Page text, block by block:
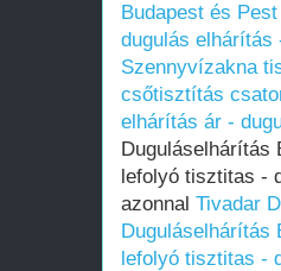
Budapest és
dugulás elhárítás
Szennyvízakna
csőtisztítás
elhárítás ár -
Duguláselhárítás
lefolyó tisztitas -
azonnal Tivadar
Duguláselhárítás
lefolyó tisztitas -